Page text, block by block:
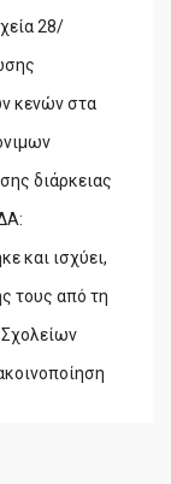
28/
κενών στα
διάρκειας
και ισχύει,
τους από τη